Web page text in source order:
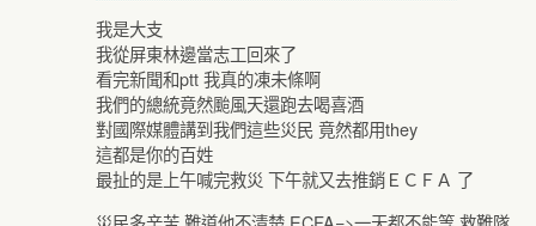
我是大支
我從屏東林邊當志工回來了
看完新聞和ptt 我真的凍未條啊
我們的總統竟然颱風天還跑去喝喜酒
對國際媒體講到我們這些災民 竟然都用they
這都是你的百姓
最扯的是上午喊完救災 下午就又去推銷ＥＣＦＡ 了